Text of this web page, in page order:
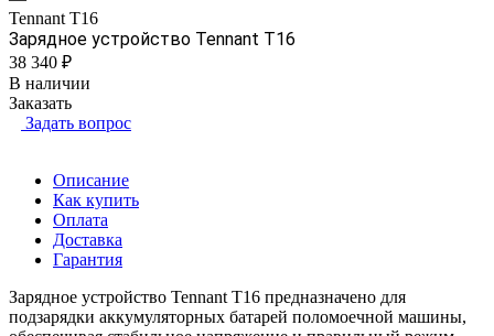
Tennant Т16
Зарядное устройство Tennant Т16
38 340 ₽
В наличии
Заказать
Задать вопрос
Описание
Как купить
Оплата
Доставка
Гарантия
Зарядное устройство Tennant T16 предназначено для
подзарядки аккумуляторных батарей поломоечной машины,